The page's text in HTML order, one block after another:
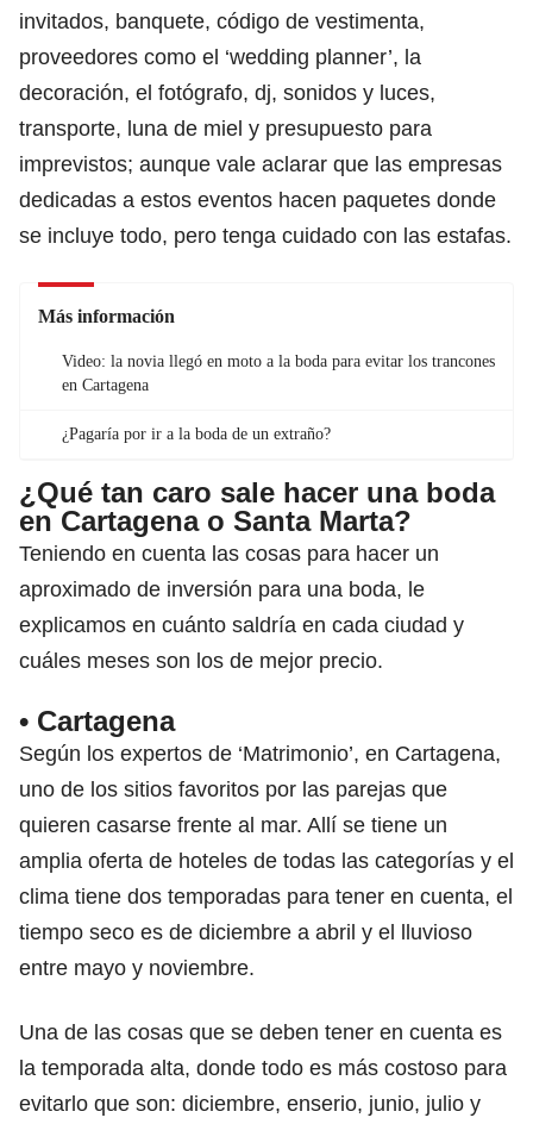
invitados, banquete, código de vestimenta,
proveedores como el ‘wedding planner’, la
decoración, el fotógrafo, dj, sonidos y luces,
transporte, luna de miel y presupuesto para
imprevistos; aunque vale aclarar que las empresas
dedicadas a estos eventos hacen paquetes donde
se incluye todo, pero tenga cuidado con las estafas.
Más información
Video: la novia llegó en moto a la boda para evitar los trancones
en Cartagena
¿Pagaría por ir a la boda de un extraño?
¿Qué tan caro sale hacer una boda
en Cartagena o Santa Marta?
Teniendo en cuenta las cosas para hacer un
aproximado de inversión para una boda, le
explicamos en cuánto saldría en cada ciudad y
cuáles meses son los de mejor precio.
• Cartagena
Según los expertos de ‘Matrimonio’, en Cartagena,
uno de los sitios favoritos por las parejas que
quieren casarse frente al mar. Allí se tiene un
amplia oferta de hoteles de todas las categorías y el
clima tiene dos temporadas para tener en cuenta, el
tiempo seco es de diciembre a abril y el lluvioso
entre mayo y noviembre.
Una de las cosas que se deben tener en cuenta es
la temporada alta, donde todo es más costoso para
evitarlo que son: diciembre, enserio, junio, julio y